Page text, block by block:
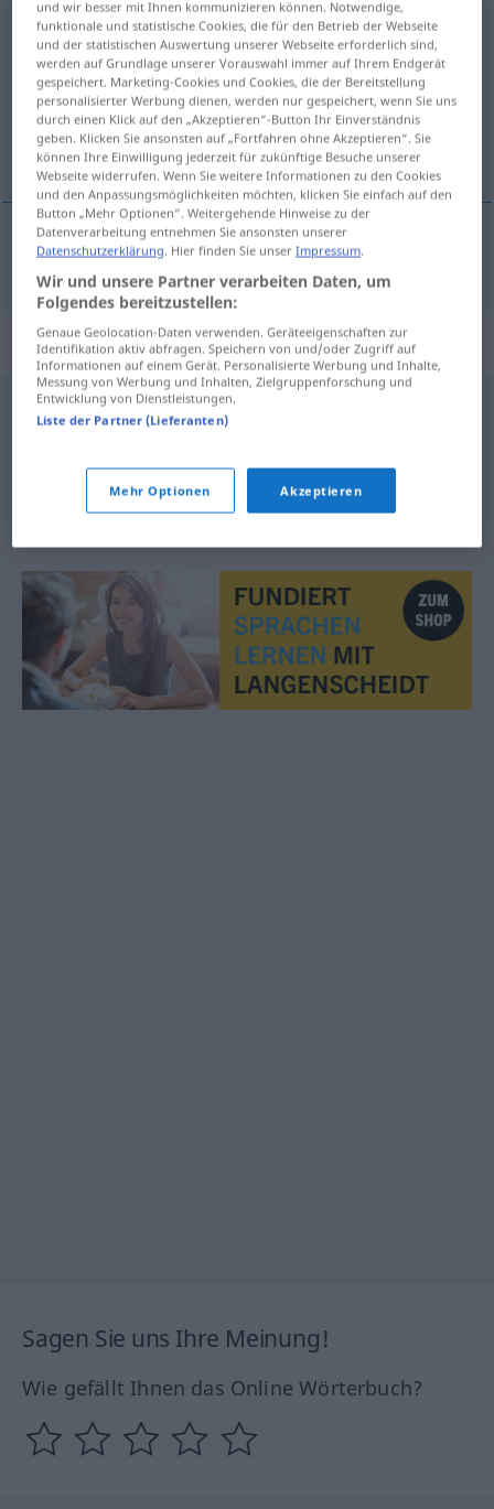
vorausberechnenv/t <ohne-ge- ;h.>
Übersicht aller Übersetzungen
(Für mehr Details die Übersetzung anklicken/antippen)
önceden hesaplamak
öncedenhesaplamak vorausberechnen
Synonyme für "vorausberechnen"
abschätzen,schätzen,vorhersehen
© OpenThesaurus.de
Sagen Sie uns Ihre Meinung!
Wie gefällt Ihnen das Online Wörterbuch?
und wir besser mit Ihnen kommunizieren können. Notwendige,
funktionale und statistische Cookies, die für den Betrieb der Webseite
und der statistischen Auswertung unserer Webseite erforderlich sind,
werden auf Grundlage unserer Vorauswahl immer auf Ihrem Endgerät
gespeichert. Marketing-Cookies und Cookies, die der Bereitstellung
personalisierter Werbung dienen, werden nur gespeichert, wenn Sie uns
durch einen Klick auf den „Akzeptieren“-Button Ihr Einverständnis
geben. Klicken Sie ansonsten auf „Fortfahren ohne Akzeptieren“. Sie
können Ihre Einwilligung jederzeit für zukünftige Besuche unserer
Webseite widerrufen. Wenn Sie weitere Informationen zu den Cookies
und den Anpassungsmöglichkeiten möchten, klicken Sie einfach auf den
Button „Mehr Optionen“. Weitergehende Hinweise zu der
Datenverarbeitung entnehmen Sie ansonsten unserer
Datenschutzerklärung. Hier finden Sie unserImpressum.
Wir und unsere Partner verarbeiten Daten, um
Folgendes bereitzustellen:
Genaue Geolocation-Daten verwenden. Geräteeigenschaften zur
Identifikation aktiv abfragen. Speichern von und/oder Zugriff auf
Informationen auf einem Gerät. Personalisierte Werbung und Inhalte,
Messung von Werbung und Inhalten, Zielgruppenforschung und
Entwicklung von Dienstleistungen.
Liste der Partner (Lieferanten)
Mehr Optionen Akzeptieren